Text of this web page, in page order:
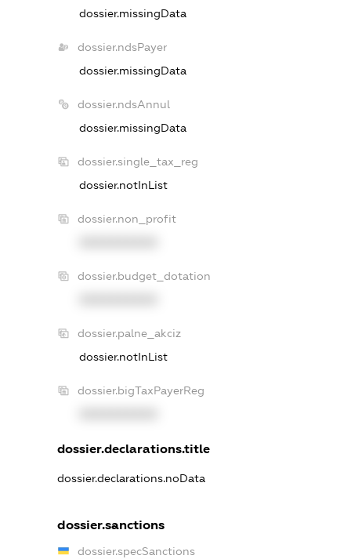
dossier.missingData
dossier.ndsPayer
dossier.missingData
dossier.ndsAnnul
dossier.missingData
dossier.single_tax_reg
dossier.notInList
dossier.non_profit
dossier.budget_dotation
dossier.palne_akciz
dossier.notInList
dossier.bigTaxPayerReg
dossier.declarations.title
dossier.declarations.noData
dossier.sanctions
dossier.specSanctions